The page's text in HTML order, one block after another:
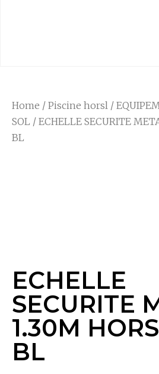
Home / Piscine horsl /
SOL / ECHELLE SECURITE
BL
ECHELLE
SECURITE
1.30M
BL